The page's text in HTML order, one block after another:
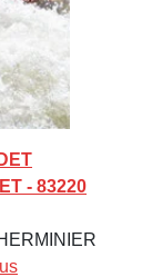
- 83220